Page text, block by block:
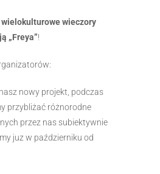
wielokulturowe wieczory
„Freya”!
nowy projekt, podczas
przybliżać różnorodne
przez nas subiektywnie
juz w październiku od